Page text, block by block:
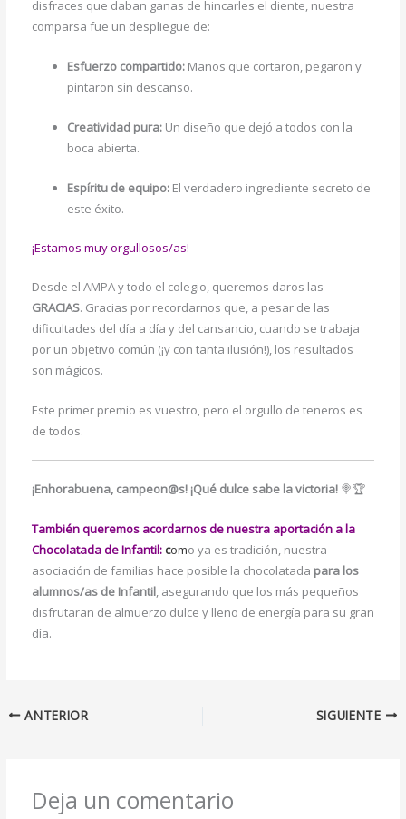
disfraces que daban ganas de hincarles el diente, nuestra
comparsa fue un despliegue de:
Esfuerzo compartido:Manos que cortaron, pegaron y
pintaron sin descanso.
Creatividad pura:Un diseño que dejó a todos con la
boca abierta.
Espíritu de equipo:El verdadero ingrediente secreto de
este éxito.
¡Estamos muy orgullosos/as!
Desde el AMPA y todo el colegio, queremos daros las
GRACIAS. Gracias por recordarnos que, a pesar de las
dificultades del día a día y del cansancio, cuando se trabaja
por un objetivo común (¡y con tanta ilusión!), los resultados
son mágicos.
Este primer premio es vuestro, pero el orgullo de teneros es
de todos.
¡Enhorabuena, campeon@s! ¡Qué dulce sabe la victoria!🍭🏆
También queremos acordarnos de nuestra aportación a la
Chocolatada de Infantil: como ya es tradición, nuestra
asociación de familias hace posible la chocolatada para los
alumnos/as de Infantil, asegurando que los más pequeños
disfrutaran de almuerzo dulce y lleno de energía para su gran
día.
ANTERIOR SIGUIENTE
Deja un comentario